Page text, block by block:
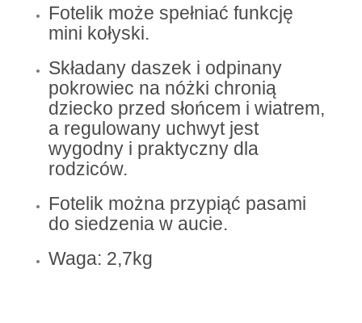
Fotelik może spełniać funkcję
mini kołyski.
Składany daszek i odpinany
pokrowiec na nóżki chronią
dziecko przed słońcem i wiatrem,
a regulowany uchwyt jest
wygodny i praktyczny dla
rodziców.
Fotelik można przypiąć pasami
do siedzenia w aucie.
Waga: 2,7kg